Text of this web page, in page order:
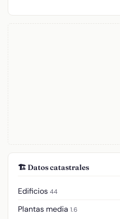
🏗️ Datos catastrales
Edificios 44
Plantas media 1.6